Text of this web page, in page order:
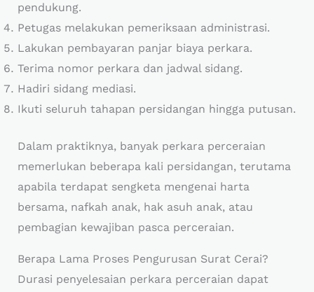
pendukung.
Petugas melakukan pemeriksaan administrasi.
Lakukan pembayaran panjar biaya perkara.
Terima nomor perkara dan jadwal sidang.
Hadiri sidang mediasi.
Ikuti seluruh tahapan persidangan hingga putusan.
Dalam praktiknya, banyak perkara perceraian
memerlukan beberapa kali persidangan, terutama
apabila terdapat sengketa mengenai harta
bersama, nafkah anak, hak asuh anak, atau
pembagian kewajiban pasca perceraian.
Berapa Lama Proses Pengurusan Surat Cerai?
Durasi penyelesaian perkara perceraian dapat